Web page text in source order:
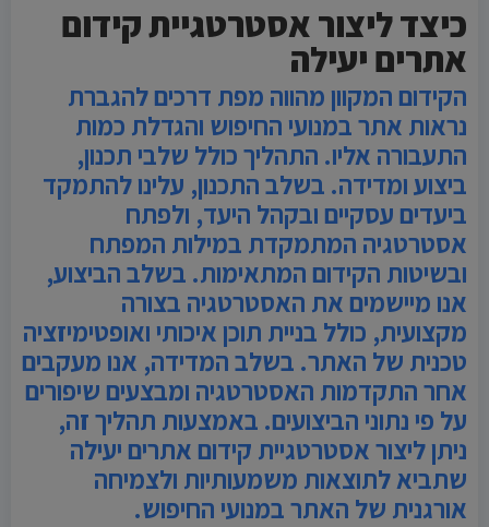
כיצד ליצור אסטרטגיית קידום
אתרים יעילה
הקידום המקוון מהווה מפת דרכים להגברת
נראות אתר במנועי החיפוש והגדלת כמות
התעבורה אליו. התהליך כולל שלבי תכנון,
ביצוע ומדידה. בשלב התכנון, עלינו להתמקד
ביעדים עסקיים ובקהל היעד, ולפתח
אסטרטגיה המתמקדת במילות המפתח
ובשיטות הקידום המתאימות. בשלב הביצוע,
אנו מיישמים את האסטרטגיה בצורה
מקצועית, כולל בניית תוכן איכותי ואופטימיזציה
טכנית של האתר. בשלב המדידה, אנו מעקבים
אחר התקדמות האסטרטגיה ומבצעים שיפורים
על פי נתוני הביצועים. באמצעות תהליך זה,
ניתן ליצור אסטרטגיית קידום אתרים יעילה
שתביא לתוצאות משמעותיות ולצמיחה
אורגנית של האתר במנועי החיפוש.